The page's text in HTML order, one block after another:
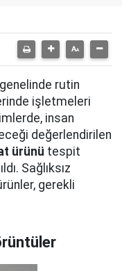
rutin
işletmeleri
insan
değerlendirilen
ürünü tespit
Sağlıksız
gerekli